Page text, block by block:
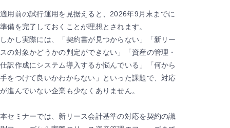
適用前の試行運用を見据えると、2026年9月末までに
準備を完了しておくことが理想とされます。
しかし実際には、「契約書が見つからない」「新リー
スの対象かどうかの判定ができない」「資産の管理・
仕訳作成にシステム導入するか悩んでいる」「何から
手をつけて良いかわからない」といった課題で、対応
が進んでいない企業も少なくありません。
本セミナーでは、新リース会計基準の対応を契約の識